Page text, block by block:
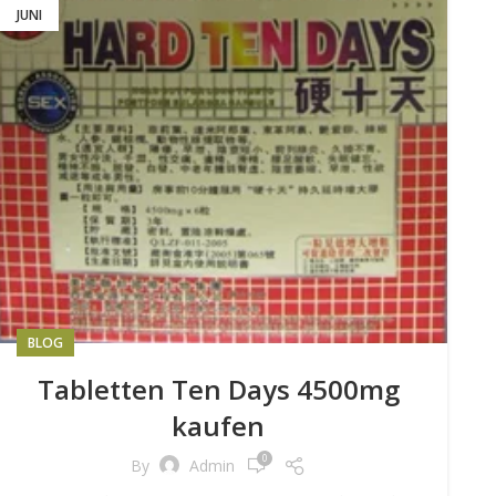
JUNI
BLOG
Tabletten Ten Days 4500mg
kaufen
By Admin 0